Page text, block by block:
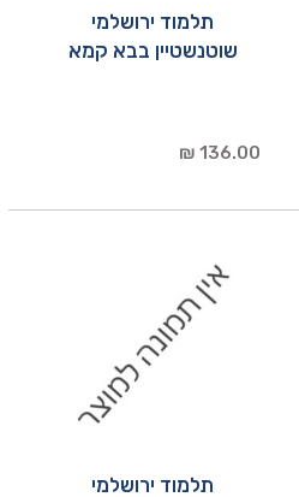
תלמוד ירושלמי
שוטנשטיין בבא קמא
136.00 ₪
תלמוד ירושלמי